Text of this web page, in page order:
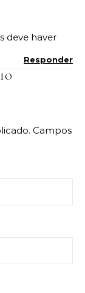
deve haver
Responder
Campos